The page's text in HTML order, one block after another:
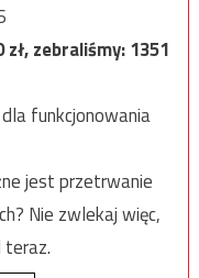
zł, zebraliśmy:1351
funkcjonowania
jest przetrwanie
Nie zwlekaj więc,
teraz.